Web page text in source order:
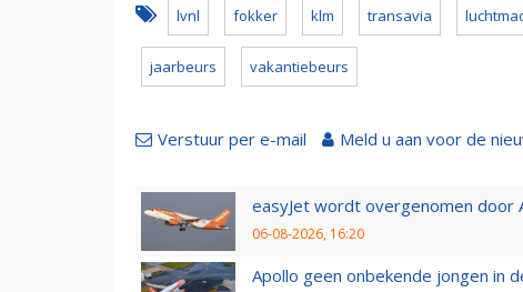
lvnl fokker klm transavia
jaarbeurs vakantiebeurs
Verstuur per e-mail Meld u aan voor de
easyJet wordt overgenomen door
06-08-2026, 16:20
Apollo geen onbekende jongen in